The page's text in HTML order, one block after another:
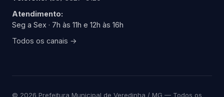
Atendimento:
Seg a Sex · 7h às 11h e 12h às 16h
Todos os canais →
© 2026 Prefeitura Municipal de Veredinha / MG — Todos os